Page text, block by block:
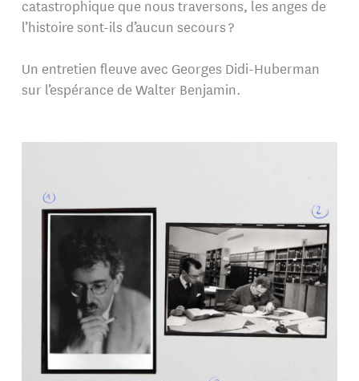
catastrophique que nous traversons, les anges de
l’histoire sont-ils d’aucun secours ?
Un entretien fleuve avec Georges Didi-Huberman
sur l’espérance de Walter Benjamin.